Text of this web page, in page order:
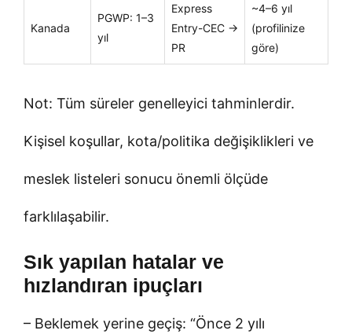
Kanada
PGWP: 1–3
yıl
Express
Entry-CEC →
PR
~4–6 yıl
(profilinize
göre)
Not: Tüm süreler genelleyici tahminlerdir.
Kişisel koşullar, kota/politika değişiklikleri ve
meslek listeleri sonucu önemli ölçüde
farklılaşabilir.
Sık yapılan hatalar ve
hızlandıran ipuçları
– Beklemek yerine geçiş: “Önce 2 yılı